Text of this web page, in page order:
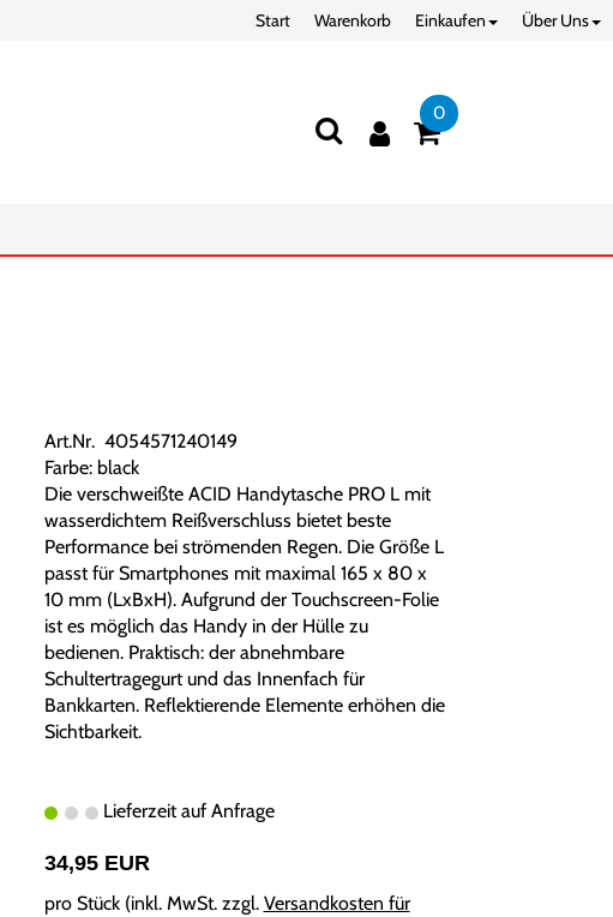
Start Warenkorb Einkaufen Über Uns
0
Art.Nr. 4054571240149
Farbe: black
Die verschweißte ACID Handytasche PRO L mit
wasserdichtem Reißverschluss bietet beste
Performance bei strömenden Regen. Die Größe L
passt für Smartphones mit maximal 165 x 80 x
10 mm (LxBxH). Aufgrund der Touchscreen-Folie
ist es möglich das Handy in der Hülle zu
bedienen. Praktisch: der abnehmbare
Schultertragegurt und das Innenfach für
Bankkarten. Reflektierende Elemente erhöhen die
Sichtbarkeit.
Lieferzeit auf Anfrage
34,95 EUR
pro Stück (inkl. MwSt. zzgl. Versandkosten für